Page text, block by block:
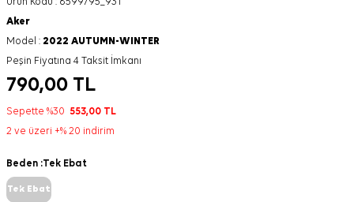
Aker
Model : 2022 AUTUMN-WINTER
Peşin Fiyatına 4 Taksit İmkanı
790,00 TL
Sepette %30 553,00 TL
2 ve üzeri +% 20 indirim
Beden :Tek Ebat
Tek Ebat